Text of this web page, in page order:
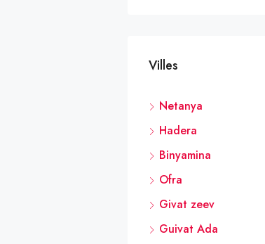
Villes
Netanya
Hadera
Binyamina
Ofra
Givat zeev
Guivat Ada